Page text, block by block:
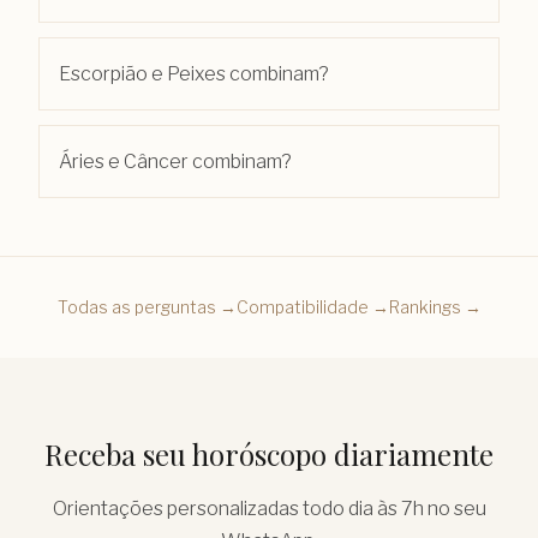
Escorpião e Peixes combinam?
Áries e Câncer combinam?
Todas as perguntas → Compatibilidade → Rankings →
Receba seu horóscopo diariamente
Orientações personalizadas todo dia às 7h no seu